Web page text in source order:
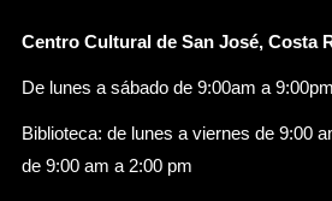
Centro Cultural de San José, Costa
De lunes a sábado de 9:00am a 9:00pm
Biblioteca: de lunes a viernes de 9:00
de 9:00 am a 2:00 pm